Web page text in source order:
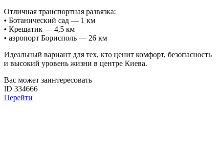
Отличная транспортная развязка:
• Ботанический сад — 1 км
• Крещатик — 4,5 км
• аэропорт Борисполь — 26 км
Идеальный вариант для тех, кто ценит комфорт, безопасность
и высокий уровень жизни в центре Киева.
Вас может заинтересовать
ID 334666
Перейти